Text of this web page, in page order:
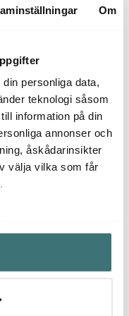
Om
din personliga data,
teknologi såsom
information på din
annonser och
åskådarinsikter
välja vilka som får
plats som
flera meter
skanna den för
uppgifter
Reed diffuser